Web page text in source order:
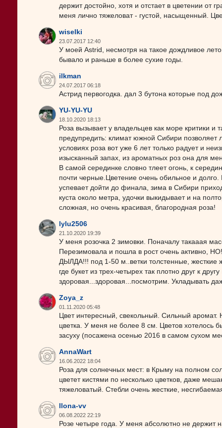
держит достойно, хотя и отстает в цветении от
меня лично тяжеловат - густой, насыщенный.
wiselki
23.07.2017 12:40
У моей Аstrid, несмотря на такое дождливое
бывало и раньше в более сухие годы.
ilkman
24.07.2017 06:18
Астрид первогодка. дал 3 бутона которые под
YU-YU-YU
18.10.2020 18:13
Роза вызывает у владельцев как море критики и
предупредить: климат южной Сибири
условиях роза вот уже 6 лет только радует и
изысканный запах, из ароматных роз она для
В самой серединке словно тлеет огонь, к
почти черные.Цветение очень обильное и
успевает дойти до финала, зима в Сибири
куста около метра, удочки выкидывает и на
сложная, но очень красивая, благородная роза!
lylu2506
21.10.2020 19:39
У меня розочка 2 зимовки. Поначалу такааая
Перезимовала и пошла в рост очень активно,
ДЫЛДА!!! под 1-50 м..ветки толстенные, жесткие
где букет из трех-четырех так плотно друг к
здоровая...здоровая...посмотрим. Укладывать
Zoya_z
01.11.2020 05:48
Цвет интересный, свекольный. Сильный аромат.
цветка. У меня не более 8 см. Цветов хотелось
засуху (посажена осенью 2016 в самом сухом
AnnaWart
16.06.2022 18:04
Роза для солнечных мест: в Крыму на полном
цветет кистями по несколько цветков, даже
тяжеловатый. Стебли очень жесткие,
Ilona-vv
06.08.2022 22:19
Розе четыре года. У меня абсолютно не держит